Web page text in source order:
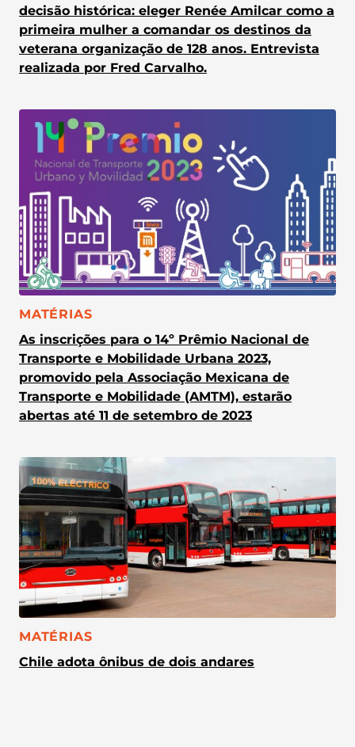
decisão histórica: eleger Renée Amilcar como a
primeira mulher a comandar os destinos da
veterana organização de 128 anos. Entrevista
realizada por Fred Carvalho.
CATEGORIA:
MATÉRIAS
As inscrições para o 14º Prêmio Nacional de
Transporte e Mobilidade Urbana 2023,
promovido pela Associação Mexicana de
Transporte e Mobilidade (AMTM), estarão
abertas até 11 de setembro de 2023
CATEGORIA:
MATÉRIAS
Chile adota ônibus de dois andares